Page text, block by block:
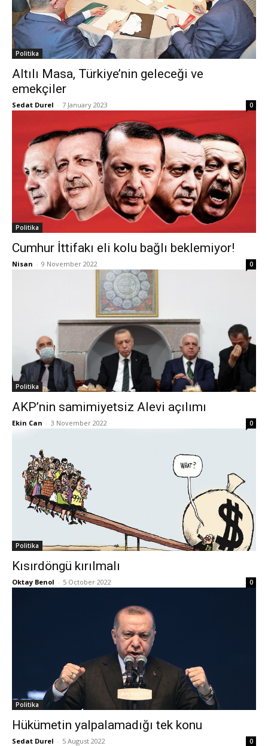
Politika
Altılı Masa, Türkiye’nin geleceği ve
emekçiler
Sedat Durel - 7 January 2023 0
Politika
Cumhur İttifakı eli kolu bağlı beklemiyor!
Nisan - 9 November 2022 0
Politika
AKP’nin samimiyetsiz Alevi açılımı
Ekin Can - 3 November 2022 0
Politika
Kısırdöngü kırılmalı
Oktay Benol - 5 October 2022 0
Politika
Hükümetin yalpalamadığı tek konu
Sedat Durel - 5 August 2022 0